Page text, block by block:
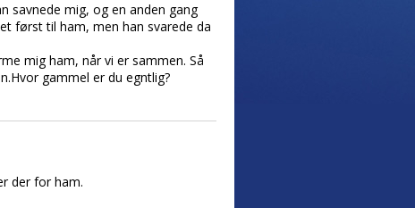
savnede mig, og en anden gang
først til ham, men han svarede da
mig ham, når vi er sammen. Så
gammel er du egntlig?
der for ham.